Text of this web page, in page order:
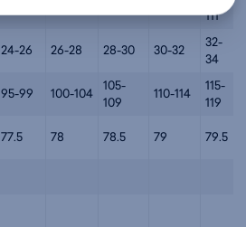
111
24-26 26-28 28-30 30-32
32-
34
95-99 100-104
105-
109
110-114
115-
119
77.5 78 78.5 79 79.5